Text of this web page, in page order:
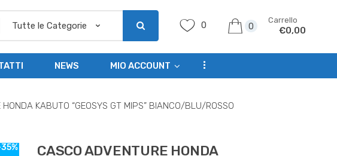
0 0
Carrello
€0,00
NEWS MIO ACCOUNT ...
KABUTO “GEOSYS GT MIPS” BIANCO/BLU/ROSSO
CASCO ADVENTURE HONDA